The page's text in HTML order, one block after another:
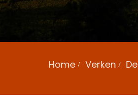
Home Verken